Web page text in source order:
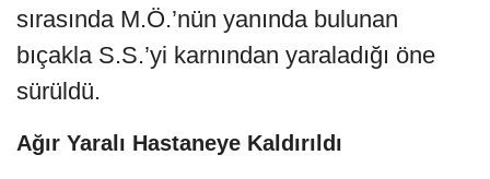
sırasında M.Ö.’nün yanında bulunan
bıçakla S.S.’yi karnından yaraladığı öne
sürüldü.
Ağır Yaralı Hastaneye Kaldırıldı